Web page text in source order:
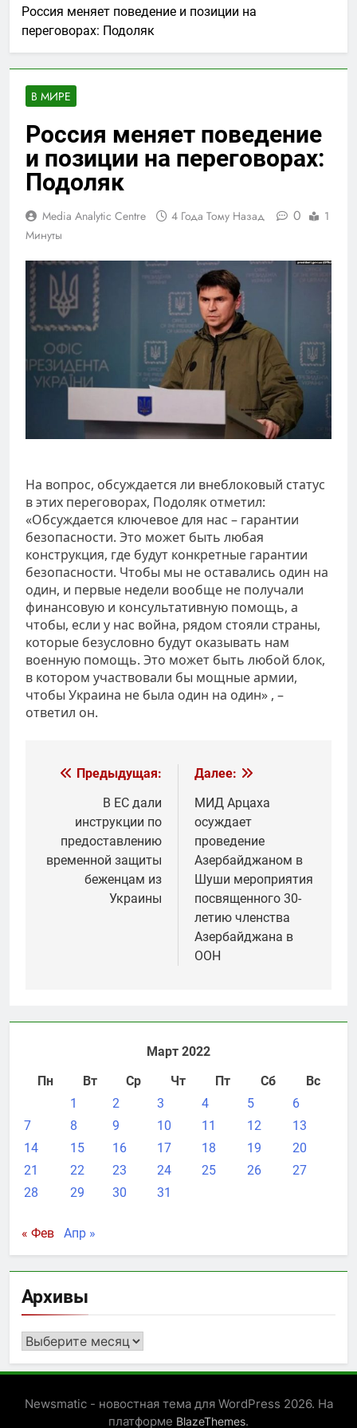
Россия меняет поведение и позиции на
переговорах: Подоляк
В МИРЕ
Россия меняет поведение
и позиции на переговорах:
Подоляк
Media Analytic Centre 4 Года Тому Назад 0
1
Минуты
На вопрос, обсуждается ли внеблоковый статус
в этих переговорах, Подоляк отметил:
«Обсуждается ключевое для нас – гарантии
безопасности. Это может быть любая
конструкция, где будут конкретные гарантии
безопасности. Чтобы мы не оставались один на
один, и первые недели вообще не получали
финансовую и консультативную помощь, а
чтобы, если у нас война, рядом стояли страны,
которые безусловно будут оказывать нам
военную помощь. Это может быть любой блок,
в котором участвовали бы мощные армии,
чтобы Украина не была один на один» , –
ответил он.
Навигация
записям
Предыдущая:
В ЕС дали
инструкции по
предоставлению
временной защиты
беженцам из
Украины
Далее:
МИД Арцаха
осуждает
проведение
Азербайджаном в
Шуши мероприятия
посвященного 30-
летию членства
Азербайджана в
ООН
Март 2022
Пн
Вт Ср Чт Пт Сб
Вс
1
2 3 4 5
6
7
8 9 10 11 12
13
14
15 16 17 18 19
20
21
22 23 24 25 26
27
28
29 30 31
« Фев Апр »
Архивы
Архивы
Newsmatic - новостная тема для WordPress 2026. На
платформе BlazeThemes.